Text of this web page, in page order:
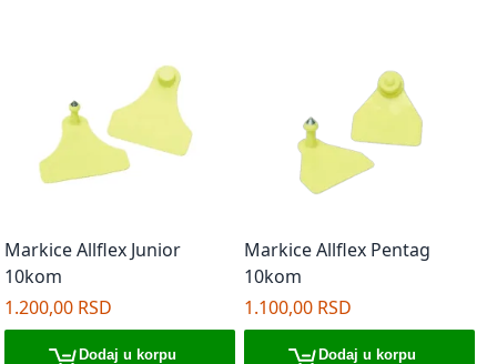
Markice Allflex Junior
10kom
1.200,00 RSD
Dodaj u korpu
Markice Allflex Pentag
10kom
1.100,00 RSD
Dodaj u korpu